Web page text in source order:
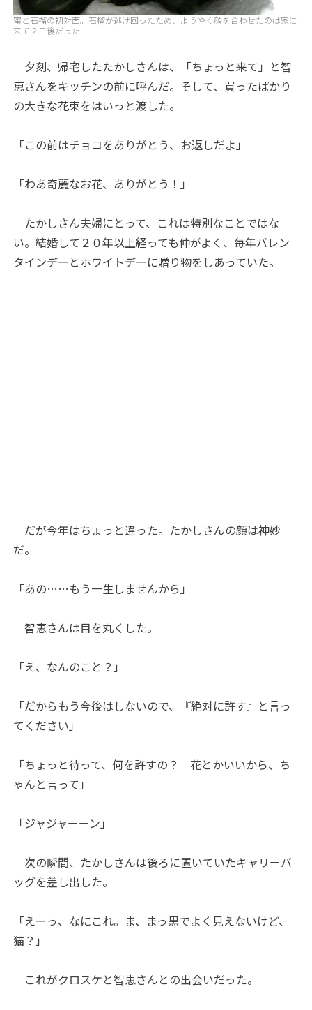
蜜と石榴の初対面。石榴が逃げ回ったため、ようやく顔を合わせたのは家に
来て２日後だった
夕刻、帰宅したたかしさんは、「ちょっと来て」と智
恵さんをキッチンの前に呼んだ。そして、買ったばかり
の大きな花束をはいっと渡した。
「この前はチョコをありがとう、お返しだよ」
「わあ奇麗なお花、ありがとう！」
たかしさん夫婦にとって、これは特別なことではな
い。結婚して２０年以上経っても仲がよく、毎年バレン
タインデーとホワイトデーに贈り物をしあっていた。
だが今年はちょっと違った。たかしさんの顔は神妙
だ。
「あの……もう一生しませんから」
智恵さんは目を丸くした。
「え、なんのこと？」
「だからもう今後はしないので、『絶対に許す』と言っ
てください」
「ちょっと待って、何を許すの？ 花とかいいから、ち
ゃんと言って」
「ジャジャーーン」
次の瞬間、たかしさんは後ろに置いていたキャリーバ
ッグを差し出した。
「えーっ、なにこれ。ま、まっ黒でよく見えないけど、
猫？」
これがクロスケと智恵さんとの出会いだった。